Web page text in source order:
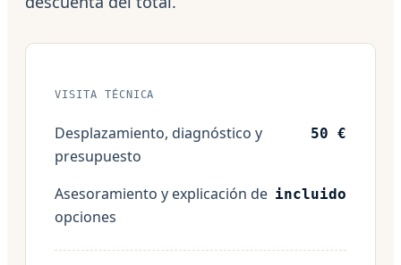
VISITA TÉCNICA
Desplazamiento, diagnóstico y
presupuesto
50 €
Asesoramiento y explicación de
opciones
incluido